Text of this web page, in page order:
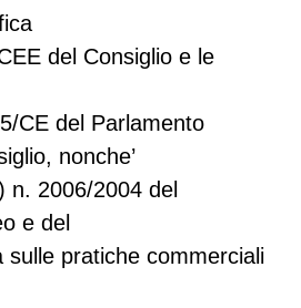
del Consiglio e le
CE del Parlamento
nonche’
n. 2006/2004 del
e del
sulle pratiche commerciali